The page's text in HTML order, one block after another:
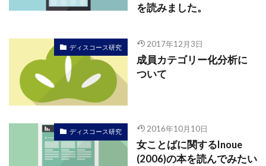
を読みました。
ディスコース研究 2017年12月3日
成員カテゴリー化分析に
ついて
ディスコース研究 2016年10月10日
女ことばに関するInoue
(2006)の本を読んでみたい